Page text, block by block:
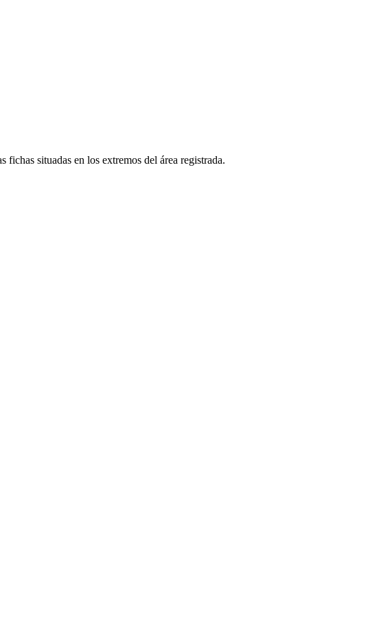
fichas situadas en los extremos del área registrada.